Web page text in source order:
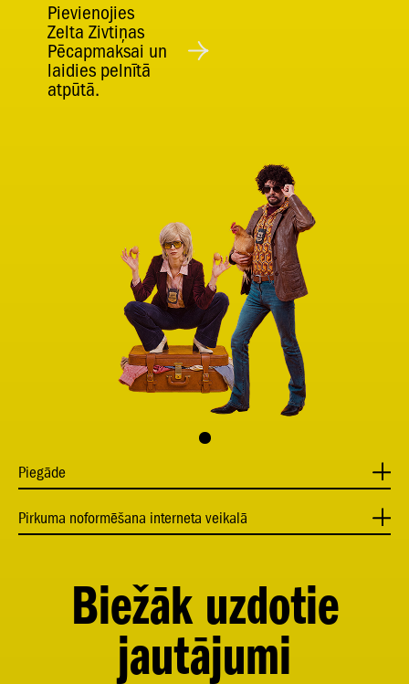
Pievienojies
Zelta Zivtiņas
Pēcapmaksai un
laidies pelnītā
atpūtā.
Piegāde
Pirkuma noformēšana interneta veikalā
Biežāk uzdotie
jautājumi